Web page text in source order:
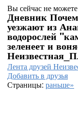
Вы сейчас не
Дневник
уезжают из
водорослей
зеленеет и
Лента друзей
Добавить в друзья
Страницы: раньше»